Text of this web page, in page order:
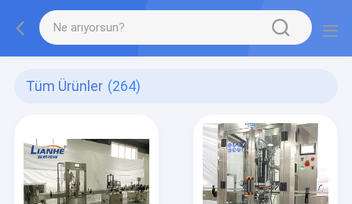
Tüm Ürünler (264)